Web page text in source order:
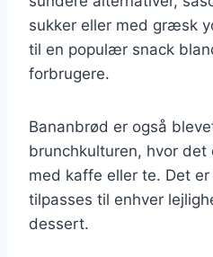
sukker eller med græsk
til en populær snack
forbrugere.
Bananbrød er også
brunchkulturen, hvor det
med kaffe eller te. Det
tilpasses til enhver
dessert.